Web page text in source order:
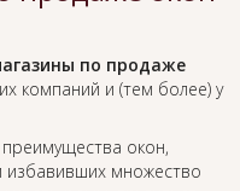
по продаже
компаний и (тем более) у
окон,
избавивших множество